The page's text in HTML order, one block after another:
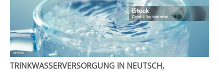
TRINKWASSERVERSORGUNG IN NEUTSCH,